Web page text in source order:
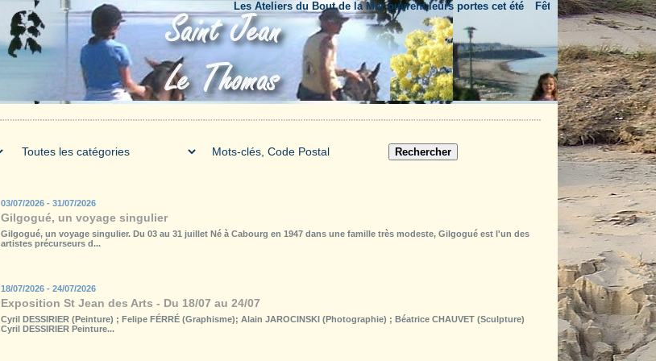
Les Ateliers du Bout de la Mer ouvrent leurs portes cet été Fête nationale & feu d'artifice
03/07/2026 - 31/07/2026
Gilgogué, un voyage singulier
Gilgogué, un voyage singulier. Du 03 au 31 juillet Né à Cabourg en 1947 dans une famille très modeste, Gilgogué est l'un des
artistes précurseurs d...
18/07/2026 - 24/07/2026
Exposition St Jean des Arts - Du 18/07 au 24/07
Cyril DESSIRIER (Peinture) ; Felipe FÉRRÉ (Graphisme); Alain JAROCINSKI (Photographie) ; Béatrice CHAUVET (Sculpture)
Cyril DESSIRIER Peinture...